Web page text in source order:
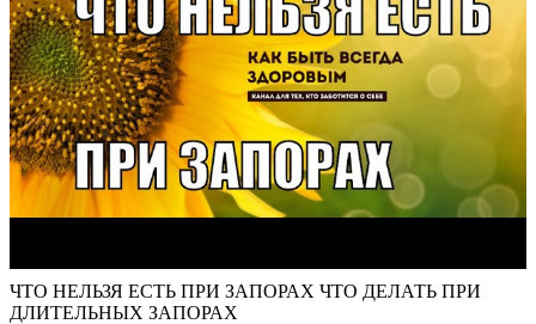
ЧТО НЕЛЬЗЯ ЕСТЬ ПРИ ЗАПОРАХ ЧТО ДЕЛАТЬ ПРИ
ДЛИТЕЛЬНЫХ ЗАПОРАХ